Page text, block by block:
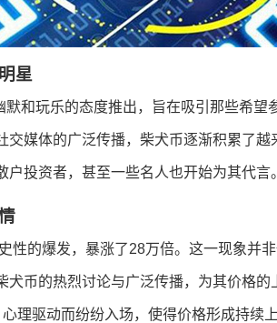
星
和玩乐的态度推出，旨在吸引那些希望
交媒体的广泛传播，柴犬币逐渐积累了
投资者，甚至一些名人也开始为其代言。
性的爆发，暴涨了28万倍。这一现象并
犬币的热烈讨论与广泛传播，为其价格
理驱动而纷纷入场，使得价格形成持续